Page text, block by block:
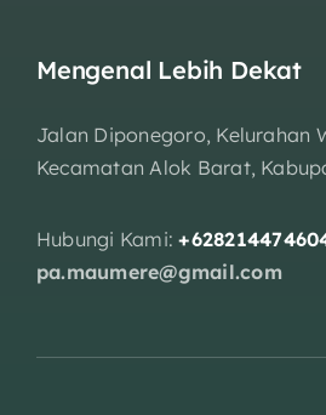
Mengenal Lebih Dekat
Jalan Diponegoro, Kelurahan
Kecamatan Alok Barat,
Hubungi Kami:
pa.maumere@gmail.com